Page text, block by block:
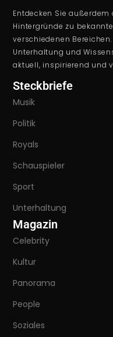
Entdecken Sie
Hintergründe zu
verschiedenen
Unterhaltung und
aktuell, inspirierend und
Steckbriefe
Musik
Politik
Royals
Schauspieler
Sport
Unterhaltung
Magazin
Celebrity
Kultur
Panorama
People
Soziales